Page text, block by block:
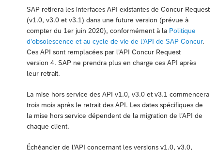
SAP retirera les interfaces API existantes de Concur Request
(v1.0, v3.0 et v3.1) dans une future version (prévue à
compter du 1er juin 2020), conformément à la Politique
d’obsolescence et au cycle de vie de l’API de SAP Concur.
Ces API sont remplacées par l’API Concur Request
version 4. SAP ne prendra plus en charge ces API après
leur retrait.
La mise hors service des API v1.0, v3.0 et v3.1 commencera
trois mois après le retrait des API. Les dates spécifiques de
la mise hors service dépendent de la migration de l’API de
chaque client.
Échéancier de l’API concernant les versions v1.0, v3.0,